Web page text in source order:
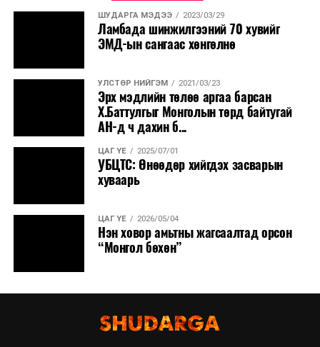
ШУДАРГА МЭДЭЭ 2023/03/29
Ламбада шинжилгээний 70 хувийг
ЭМД-ын сангаас хөнгөлнө
УЛСТӨР НИЙГЭМ 2021/03/23
Эрх мэдлийн төлөө аргаа барсан
Х.Баттулгыг Монголын төрд байтугай
АН-д ч дахин б...
ЦАГ ҮЕ 2025/07/01
УБЦТС: Өнөөдөр хийгдэх засварын
хуваарь
ЦАГ ҮЕ 2026/05/04
Нэн ховор амьтны жагсаалтад орсон
“Монгол бөхөн”